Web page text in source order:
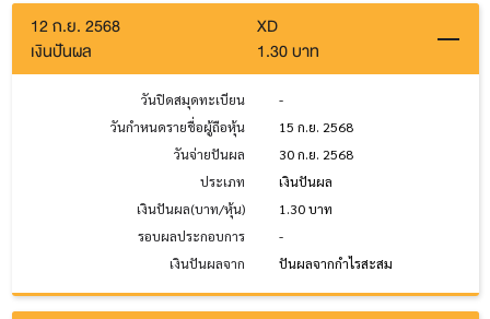
12 ก.ย. 2568
XD
เงินปันผล
1.30 บาท
วันปิดสมุดทะเบียน
-
วันกำหนดรายชื่อผู้ถือหุ้น
15 ก.ย. 2568
วันจ่ายปันผล
30 ก.ย. 2568
ประเภท
เงินปันผล
เงินปันผล(บาท/หุ้น)
1.30 บาท
รอบผลประกอบการ
-
เงินปันผลจาก
ปันผลจากกำไรสะสม